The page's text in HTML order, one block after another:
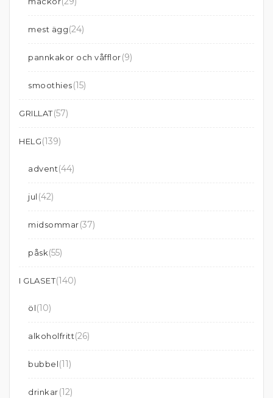
mest ägg(24)
pannkakor och våfflor(9)
smoothies(15)
GRILLAT(57)
HELG(139)
advent(44)
jul (42)
midsommar(37)
påsk(55)
I GLASET(140)
öl(10)
alkoholfritt(26)
bubbel(11)
drinkar(12)